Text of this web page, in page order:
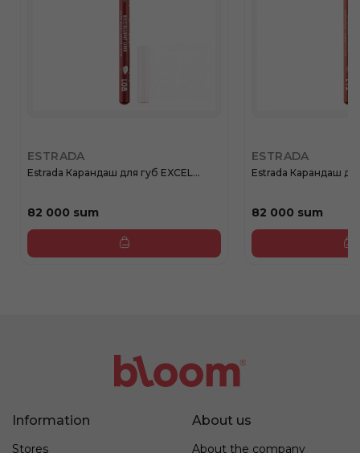
ESTRADA
Estrada Карандаш для губ EXCEL...
82 000 sum
ESTRADA
Estrada Карандаш
82 000 sum
Information
Stores
About us
About the company